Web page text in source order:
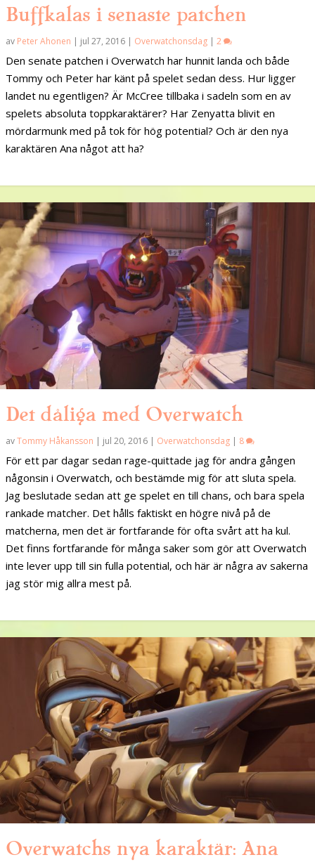
Buffkalas i senaste patchen
av Peter Ahonen | jul 27, 2016 | Overwatchonsdag | 2
Den senate patchen i Overwatch har hunnit landa och både
Tommy och Peter har känt på spelet sedan dess. Hur ligger
landet nu egentligen? Är McCree tillbaka i sadeln som en av
spelets absoluta toppkaraktärer? Har Zenyatta blivit en
mördarmunk med på tok för hög potential? Och är den nya
karaktären Ana något att ha?
Det dåliga med Overwatch
avTommy Håkansson | jul 20, 2016 | Overwatchonsdag | 8
För ett par dagar sedan rage-quittade jag för andra gången
någonsin i Overwatch, och bestämde mig för att sluta spela.
Jag beslutade sedan att ge spelet en till chans, och bara spela
rankade matcher. Det hålls faktiskt en högre nivå på de
matcherna, men det är fortfarande för ofta svårt att ha kul.
Det finns fortfarande för många saker som gör att Overwatch
inte lever upp till sin fulla potential, och här är några av sakerna
jag stör mig allra mest på.
Overwatchs nya karaktär: Ana